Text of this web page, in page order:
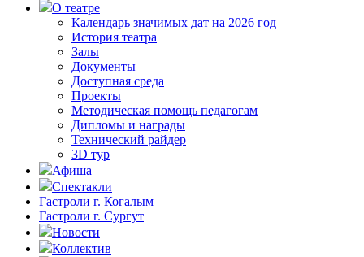
О театре
Календарь значимых дат на 2026 год
История театра
Залы
Документы
Доступная среда
Проекты
Методическая помощь педагогам
Дипломы и награды
Технический райдер
3D тур
Афиша
Спектакли
Гастроли г. Когалым
Гастроли г. Сургут
Новости
Коллектив